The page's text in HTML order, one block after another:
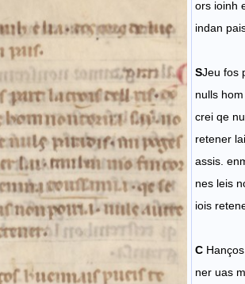
ors ioinh
indan
SJeu fos
nulls
crei qe
retener
assis.
nes leis
iois
C
ner uas